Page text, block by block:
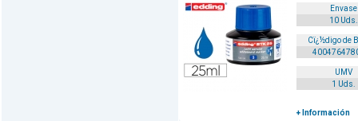
Envase
10 Uds.
Cï¿½digo de
UMV
1 Uds.
+ Información